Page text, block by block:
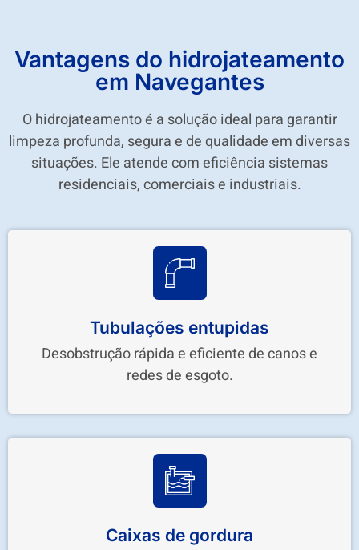
Vantagens do hidrojateamento
em Navegantes
O hidrojateamento é a solução ideal para garantir
limpeza profunda, segura e de qualidade em diversas
situações. Ele atende com eficiência sistemas
residenciais, comerciais e industriais.
Tubulações entupidas
Desobstrução rápida e eficiente de canos e
redes de esgoto.
Caixas de gordura